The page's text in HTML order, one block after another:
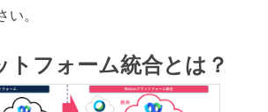
い。
トフォーム統合とは？